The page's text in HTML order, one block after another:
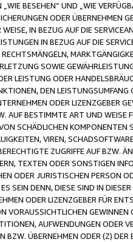
„WIE BESEHEN“ UND „WIE
ODER ÜBERNEHMEN
IN BEZUG AUF DIE
IN BEZUG AUF DIE
SOWIE
LEISTUNG ODER
DEN
ODER LIZENZGEBER
AUF BESTIMMTE ART UND
SCHÄDLICHEN
VIREN,
ZUGRIFFE AUF BZW.
TEXTEN ODER SONSTIGEN
ODER JURISTISCHEN PERSON
SEIN DENN, DIESE SIND IN
ODER LIZENZGEBER FÜR
VORAUSSICHTLICHEN
AUFWENDUNGEN ODER
BZW. ÜBERNEHMEN ODER (Z)